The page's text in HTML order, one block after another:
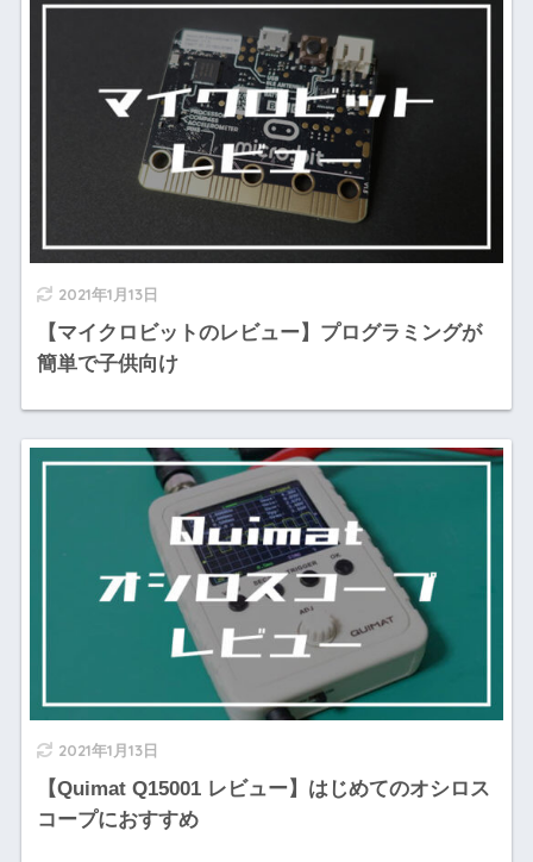
2021年1月13日
【マイクロビットのレビュー】プログラミングが
簡単で子供向け
2021年1月13日
【Quimat Q15001 レビュー】はじめてのオシロス
コープにおすすめ